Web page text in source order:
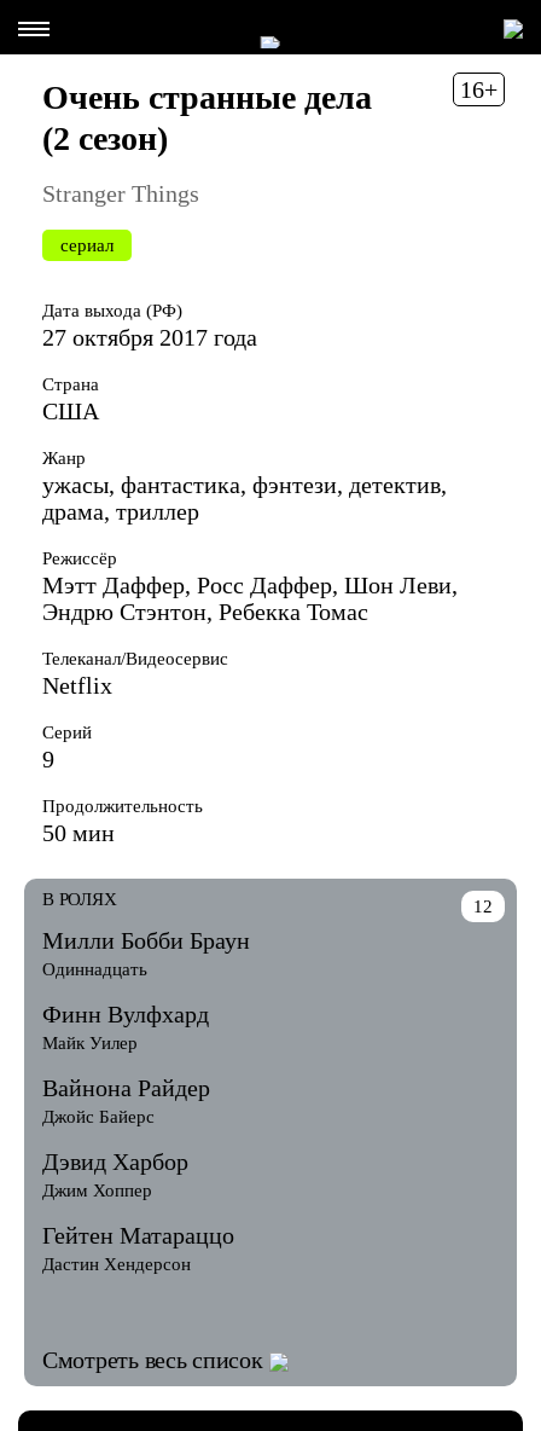
16+
Очень странные дела
(2 сезон)
Stranger Things
сериал
Дата выхода (РФ)
27 октября 2017 года
Страна
США
Жанр
ужасы, фантастика, фэнтези, детектив,
драма, триллер
Режиссёр
Мэтт Даффер, Росс Даффер, Шон Леви,
Эндрю Стэнтон, Ребекка Томас
Телеканал/Видеосервис
Netflix
Серий
9
Продолжительность
50 мин
12
В РОЛЯХ
Милли Бобби Браун
Одиннадцать
Финн Вулфхард
Майк Уилер
Вайнона Райдер
Джойс Байерс
Дэвид Харбор
Джим Хоппер
Гейтен Матараццо
Дастин Хендерсон
Смотреть весь список